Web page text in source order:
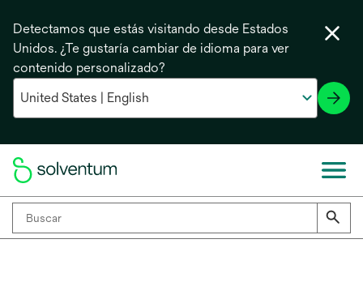
Detectamos que estás visitando desde Estados
Unidos. ¿Te gustaría cambiar de idioma para ver
contenido personalizado?